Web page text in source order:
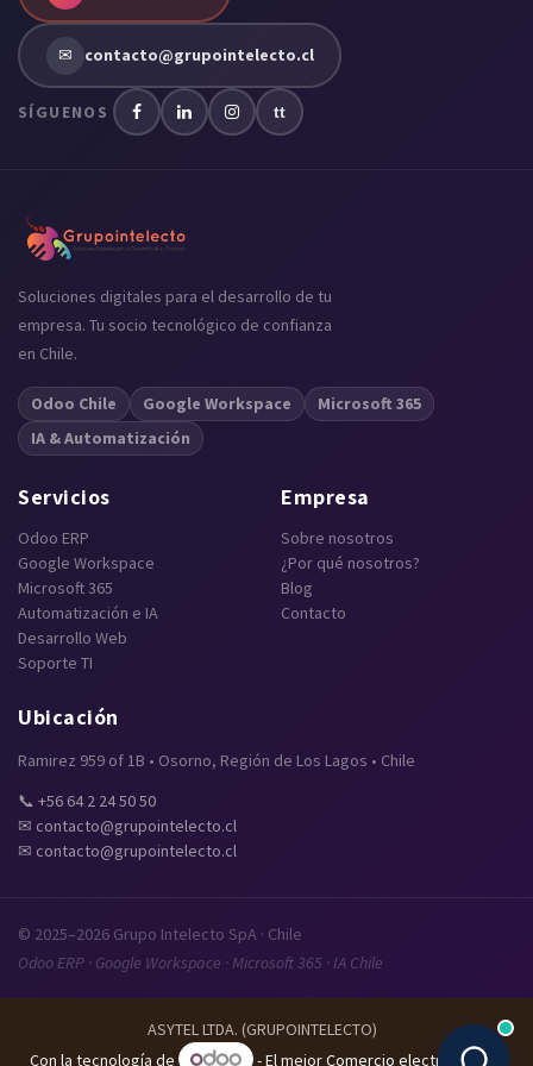
✉ contacto@grupointelecto.cl
SÍGUENOS tt
Soluciones digitales para el desarrollo de tu
empresa. Tu socio tecnológico de confianza
en Chile.
Odoo Chile Google Workspace
Microsoft 365
IA & Automatización
Servicios
Odoo ERP
Google Workspace
Microsoft 365
Automatización e IA
Desarrollo Web
Soporte TI
Empresa
Sobre nosotros
¿Por qué nosotros?
Blog
Contacto
Ubicación
Ramirez 959 of 1B • Osorno, Región de Los Lagos • Chile
📞 +56 64 2 24 50 50
✉ contacto@grupointelecto.cl
✉ contacto@grupointelecto.cl
© 2025–2026 Grupo Intelecto SpA · Chile
Odoo ERP · Google Workspace · Microsoft 365 · IA Chile
ASYTEL LTDA. (GRUPOINTELECTO)
Con la tecnología de
- El mejorComercio electrónico de